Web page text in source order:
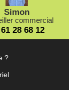
Simon
commercial
28 68 12
?